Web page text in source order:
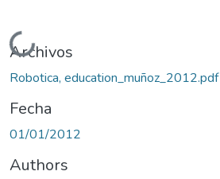
Cargando...
Archivos
Robotica, education_muñoz_2012.pdf
Fecha
01/01/2012
Authors